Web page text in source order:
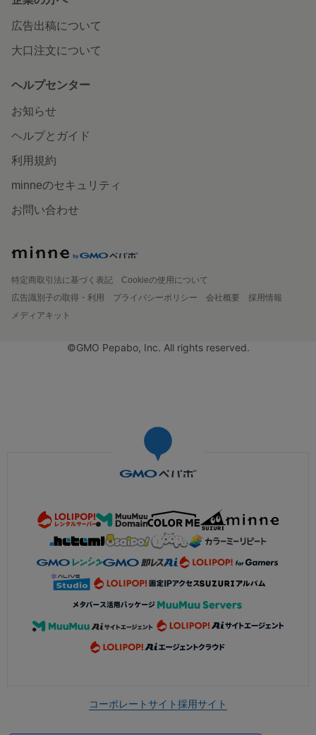
広告出稿について
大口注文について
ヘルプセンター
お知らせ
ヘルプとガイド
利用規約
minneのセキュリティ
お問い合わせ
特定商取引法に基づく表記
Cookieの使用について
広告識別子の取得・利用
プライバシーポリシー 会社概要
採用情報
メディアキット
©GMO Pepabo, Inc. All rights reserved.
コーポレートサイト採用サイト